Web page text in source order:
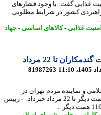
غذایی گفت: با وجود فشارهای
کشور در شرایط مطلوبی
غذایی- کالاهای اساسی-جهاد
81987263
مردم تهران در
مجلس، از پیگیری مجلس برای پرداخت 110 همت دیگر تا 22 مرداد خبرداد. - رییس